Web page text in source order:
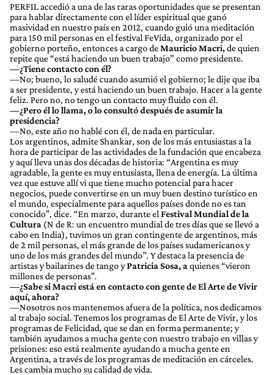
PERFIL accedió a una de las raras oportunidades que se presentan
para hablar directamente con el líder espiritual que ganó
masividad en nuestro país en 2012, cuando guió una meditación
para 150 mil personas en el festival FeVida, organizado por el
gobierno porteño, entonces a cargo deMauricio Macri,de quien
repite que “está haciendo un buen trabajo” como presidente.
—¿Tiene contacto con él?
—No; bueno, lo saludé cuando asumió el gobierno; le dije que iba
a ser presidente, y está haciendo un buen trabajo. Hacer a la gente
feliz. Pero no, no tengo un contacto muy fluido con él.
—¿Pero él lo llama, o lo consultó después de asumir la
presidencia?
—No, este año no hablé con él, de nada en particular.
Los argentinos, admite Shankar, son de los más entusiastas a la
hora de participar de las actividades de la fundación que encabeza
y aquí lleva unas dos décadas de historia: “Argentina es muy
agradable, la gente es muy entusiasta, llena de energía. La última
vez que estuve allí vi que tiene mucho potencial para hacer
negocios, puede convertirse en un muy buen destino turístico en
el mundo, especialmente para aquellos países donde no es tan
conocido”, dice. “En marzo, durante el Festival Mundial de la
Cultura (N de R: un encuentro mundial de tres días que se llevó a
cabo en India), tuvimos un gran contingente de argentinos, más
de 2 mil personas, el más grande de los países sudamericanos y
uno de los más grandes del mundo”. Y destaca la presencia de
artistas y bailarines de tango yPatricia Sosa, a quienes “vieron
millones de personas”.
—¿Sabe si Macri está en contacto con gente de El Arte de Vivir
aquí, ahora?
—Nosotros nos mantenemos afuera de la política, nos dedicamos
al trabajo social. Tenemos los programas de El Arte de Vivir, y los
programas de Felicidad, que se dan en forma permanente; y
también ayudamos a mucha gente con nuestro trabajo en villas y
prisiones: eso está realmente ayudando a mucha gente en
Argentina, a través de los programas de meditación en cárceles.
Les cambia mucho su calidad de vida.